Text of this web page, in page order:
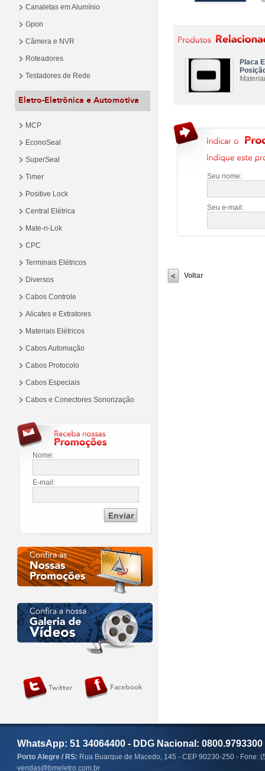
Canaletas em Alumínio
Gpon
Câmera e NVR
Roteadores
Testadores de Rede
Eletro-Eletrônica e Automotiva
MCP
EconoSeal
SuperSeal
Timer
Positive Lock
Central Elétrica
Mate-n-Lok
CPC
Terminais Elétricos
Diversos
Cabos Controle
Alicates e Extratores
Materiais Elétricos
Cabos Automação
Cabos Protocolo
Cabos Especiais
Cabos e Conectores Sonorização
Nome:
E-mail:
Placa
Seu nome:
Seu e-mail:
Voltar
WhatsApp: 51 34064400 - DDG Nacional: 0800.9793300
Porto Alegre / RS: Rua Buarque de Macedo, 145 - CEP 90230-250 - Fone:
vendas@bmeletro.com.br